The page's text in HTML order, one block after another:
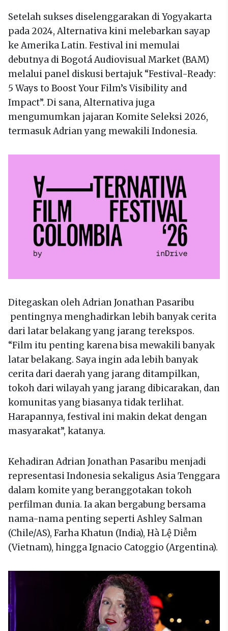
Setelah sukses diselenggarakan di Yogyakarta
pada 2024, Alternativa kini melebarkan sayap
ke Amerika Latin. Festival ini memulai
debutnya di Bogotá Audiovisual Market (BAM)
melalui panel diskusi bertajuk “Festival-Ready:
5 Ways to Boost Your Film’s Visibility and
Impact”. Di sana, Alternativa juga
mengumumkan jajaran Komite Seleksi 2026,
termasuk Adrian yang mewakili Indonesia.
Ditegaskan oleh Adrian Jonathan Pasaribu
pentingnya menghadirkan lebih banyak cerita
dari latar belakang yang jarang terekspos.
“Film itu penting karena bisa mewakili banyak
latar belakang. Saya ingin ada lebih banyak
cerita dari daerah yang jarang ditampilkan,
tokoh dari wilayah yang jarang dibicarakan, dan
komunitas yang biasanya tidak terlihat.
Harapannya, festival ini makin dekat dengan
masyarakat”, katanya.
Kehadiran Adrian Jonathan Pasaribu menjadi
representasi Indonesia sekaligus Asia Tenggara
dalam komite yang beranggotakan tokoh
perfilman dunia. Ia akan bergabung bersama
nama-nama penting seperti Ashley Salman
(Chile/AS), Farha Khatun (India), Hà Lệ Diễm
(Vietnam), hingga Ignacio Catoggio (Argentina).